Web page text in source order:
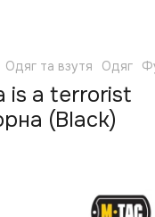
Одяг та взутя Одяг
is a terrorist
(Black)